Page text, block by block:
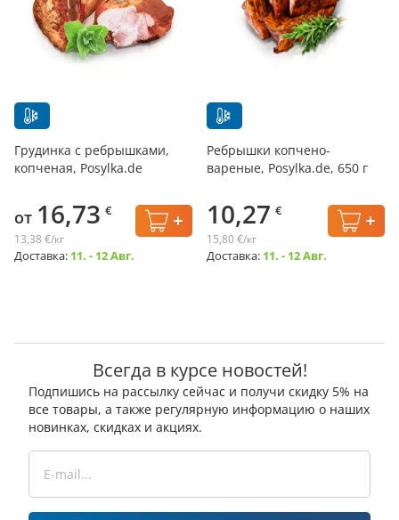
Грудинка с ребрышками,
копченая, Posylka.de
от 16,73 €
13,38 €/кг
Доставка: 11. - 12 Авг.
Ребрышки копчено-
вареные, Posylka.de, 650 г
10,27 €
15,80 €/кг
Доставка: 11. - 12 Авг.
Всегда в курсе новостей!
Подпишись на рассылку сейчас и получи скидку 5% на
все товары, а также регулярную информацию о наших
новинках, скидках и акциях.